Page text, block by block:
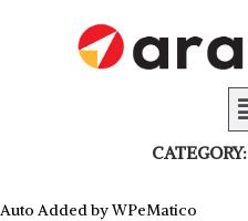
CATEGORY:
Auto Added by WPeMatico